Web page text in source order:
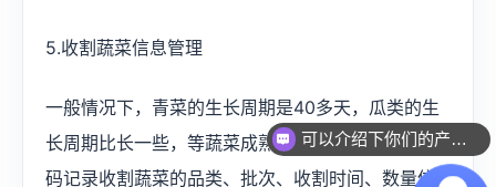
5.收割蔬菜信息管理
一般情况下，青菜的生长周期是40多天，瓜类的生
长周期比长一些，等蔬菜成熟收割时，蔬菜企业扫
码记录收割蔬菜的品类、批次、收割时间、数量信
可以介绍下你们的产品么？